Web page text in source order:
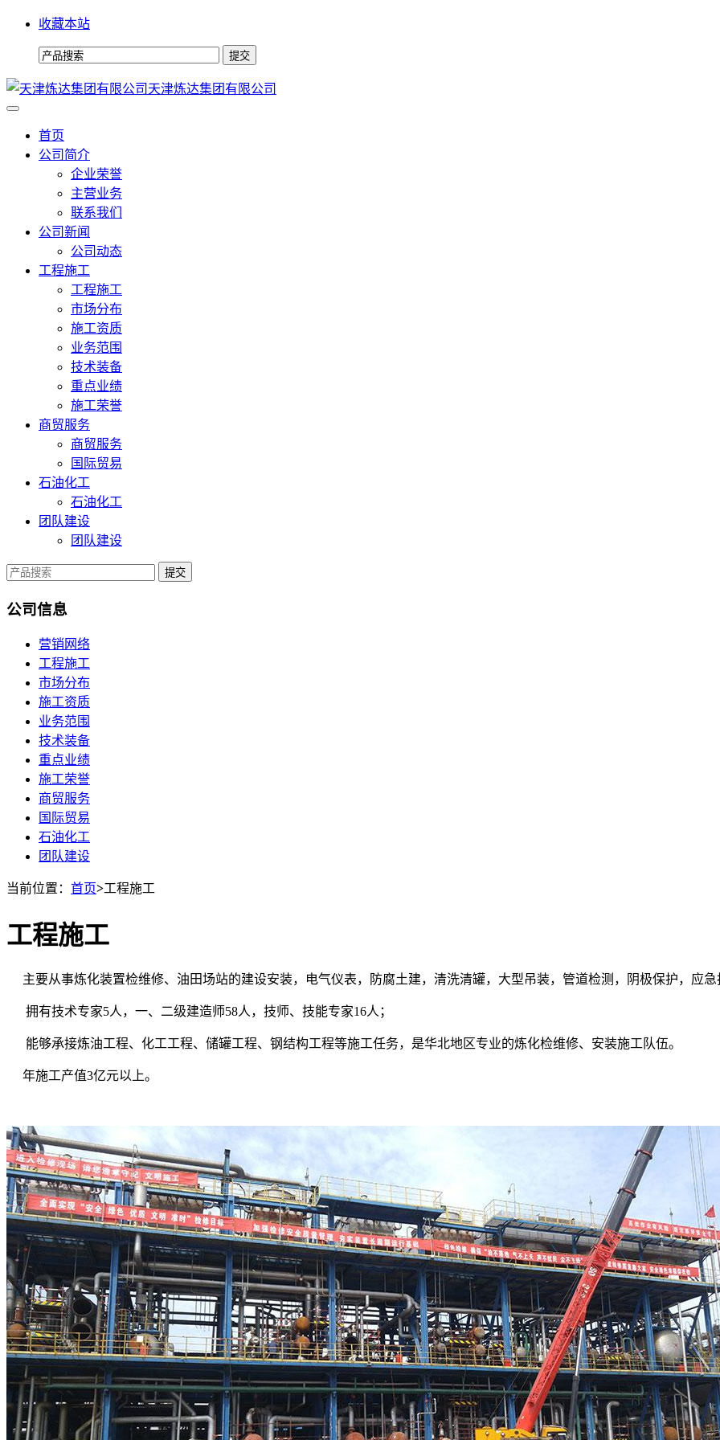
收藏本站
天津炼达集团有限公司
首页
公司简介
企业荣誉
主营业务
联系我们
公司新闻
公司动态
工程施工
工程施工
市场分布
施工资质
业务范围
技术装备
重点业绩
施工荣誉
商贸服务
商贸服务
国际贸易
石油化工
石油化工
团队建设
团队建设
提交
公司信息
营销网络
工程施工
市场分布
施工资质
业务范围
技术装备
重点业绩
施工荣誉
商贸服务
国际贸易
石油化工
团队建设
当前位置： 首页>工程施工
工程施工
主要从事炼化装置检维修、油田场站的建设安装，电气仪表，防腐土建，清洗清罐，大型吊装，管道检测，阴极保护，应急
拥有技术专家5人，一、二级建造师58人，技师、技能专家16人；
能够承接炼油工程、化工工程、储罐工程、钢结构工程等施工任务，是华北地区专业的炼化检维修、安装施工队伍。
年施工产值3亿元以上。